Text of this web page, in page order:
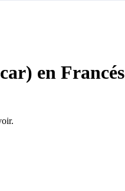
en Francés